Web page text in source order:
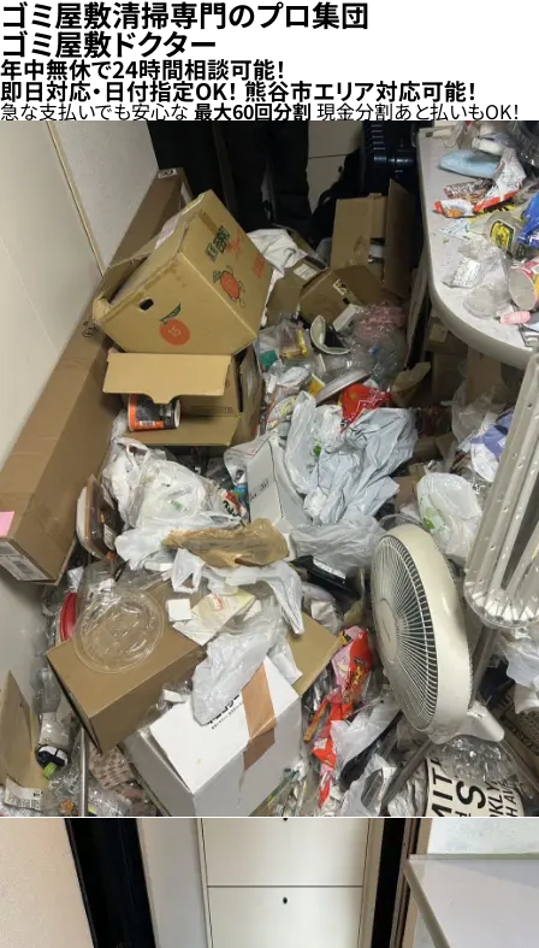
ゴミ屋敷清掃専門のプロ集団
ゴミ屋敷ドクター
年中無休で24時間相談可能！
即日対応・日付指定OK！ 熊谷市エリア対応可能！
急な支払いでも安心な最大60回分割 現金分割あと払いもOK！